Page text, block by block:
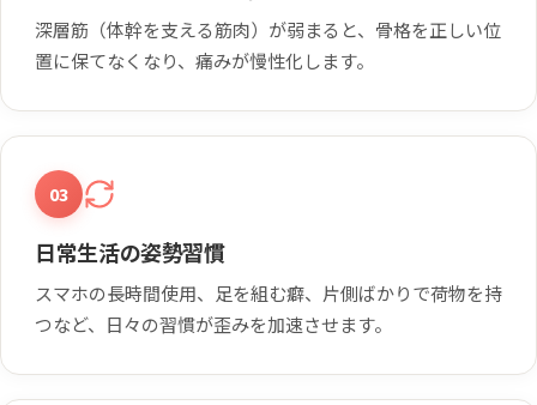
深層筋（体幹を支える筋肉）が弱まると、骨格を正しい位
置に保てなくなり、痛みが慢性化します。
03
日常生活の姿勢習慣
スマホの長時間使用、足を組む癖、片側ばかりで荷物を持
つなど、日々の習慣が歪みを加速させます。